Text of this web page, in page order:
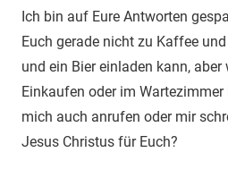
Ich bin auf Eure Antworten
Euch gerade nicht zu Kaffee
und ein Bier einladen kann,
Einkaufen oder im
mich auch anrufen oder mir
Jesus Christus für Euch?